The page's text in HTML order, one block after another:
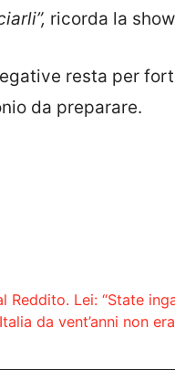
ricorda la
resta per
da preparare.
Reddito. Lei: “State
da vent’anni non